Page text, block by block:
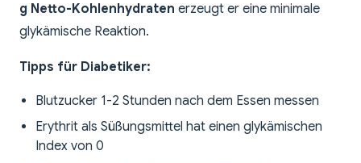
g Netto-Kohlenhydraten erzeugt er eine minimale
glykämische Reaktion.
Tipps für Diabetiker:
Blutzucker 1-2 Stunden nach dem Essen messen
Erythrit als Süßungsmittel hat einen glykämischen
Index von 0